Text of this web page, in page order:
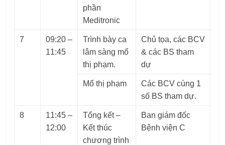
phần
Meditronic
7
09:20 –
11:45
Trình bày ca
lâm sàng mổ
thị phạm.
Chủ tọa, các BCV
& các BS tham
dự
Mổ thị phạm
Các BCV cùng 1
số BS tham dự.
8
11:45 –
12:00
Tổng kết –
Kết thúc
chương trình
Ban giám đốc
Bệnh viện C